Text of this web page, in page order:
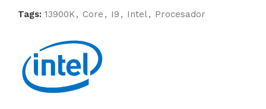
Tags: 13900K, Core , I9 , Intel, Procesador